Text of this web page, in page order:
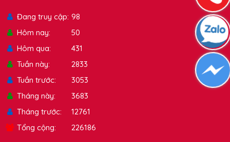
Đang truy cập 98
Hôm nay
50
Hôm qua
431
Tuần này
2833
Tuần trước
3053
Tháng này
3683
Tháng trước
12761
Tổng cộng
226186